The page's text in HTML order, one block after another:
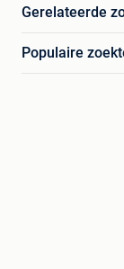
Gerelateerde
Populaire